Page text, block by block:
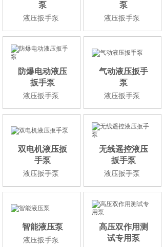
泵
液压扳手泵
泵
液压扳手泵
防爆电动液压
扳手泵
液压扳手泵
气动液压扳手
泵
液压扳手泵
双电机液压扳
手泵
液压扳手泵
无线遥控液压
扳手泵
液压扳手泵
智能液压泵
液压扳手泵
高压双作用测
试专用泵